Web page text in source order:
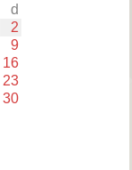
d
2
9
16
23
30